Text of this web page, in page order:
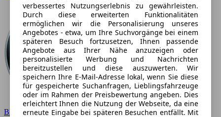
BMW
verbessertes Nutzungserlebnis zu gewährleisten.
Durch diese erweiterten Funktionalitäten
ermöglichen wir die Personalisierung unseres
Angebotes - etwa, um Ihre Suchvorgänge bei einem
späteren Besuch fortzusetzen, Ihnen passende
Angebote aus Ihrer Nähe anzuzeigen oder
personalisierte Werbung und Nachrichten
bereitzustellen und diese auszuwerten. Wir
speichern Ihre E-Mail-Adresse lokal, wenn Sie diese
für gespeicherte Suchanfragen, Lieblingsfahrzeuge
oder im Rahmen der Preisbewertung angeben. Dies
erleichtert Ihnen die Nutzung der Webseite, da eine
erneute Eingabe bei späteren Besuchen entfällt. Mit